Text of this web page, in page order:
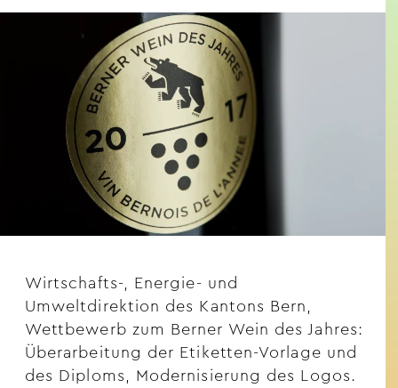
Wirtschafts-, Energie- und
Umweltdirektion des Kantons Bern,
Wettbewerb zum Berner Wein des Jahres:
Überarbeitung der Etiketten-Vorlage und
des Diploms, Modernisierung des Logos.